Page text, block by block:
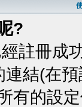
?
註冊成
連結(在
有的設